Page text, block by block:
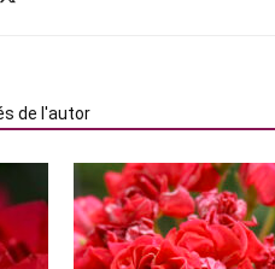
de l'autor